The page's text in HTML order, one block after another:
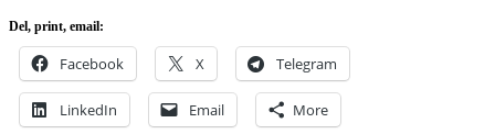
Del, print, email:
Facebook X Telegram
LinkedIn Email More